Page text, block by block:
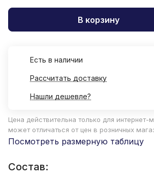
В корзину
Есть в наличии
Рассчитать доставку
Нашли дешевле?
Цена действительна только для интернет-
может отличаться от цен в розничных
Посмотреть размерную таблицу
Состав: